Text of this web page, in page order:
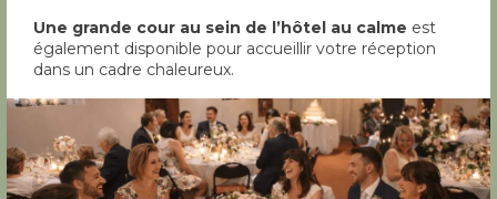
Une grande cour au sein de l’hôtel au calme est
également disponible pour accueillir votre réception
dans un cadre chaleureux.